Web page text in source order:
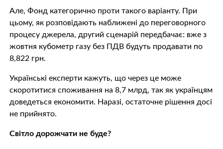
Але, Фонд категорично проти такого варіанту. При
цьому, як розповідають наближені до переговорного
процесу джерела, другий сценарій передбачає: вже з
жовтня кубометр газу без ПДВ будуть продавати по
8,822 грн.
Українські експерти кажуть, що через це може
скоротитися споживання на 8,7 млрд, так як українцям
доведеться економити. Наразі, остаточне рішення досі
не прийнято.
Світло дорожчати не буде?